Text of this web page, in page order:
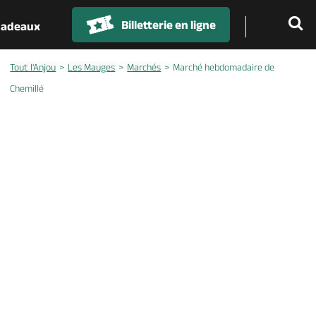
Billetterie en ligne
Tout l'Anjou Les Mauges Marchés
Marché hebdomadaire de
Chemillé